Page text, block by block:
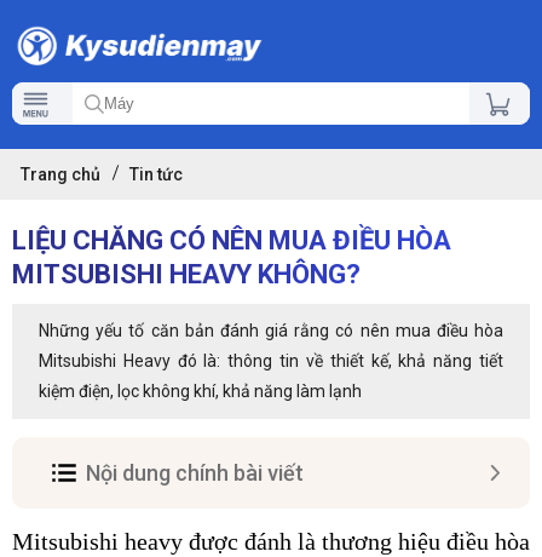
Trang chủ Tin tức
LIỆU CHĂNG CÓ NÊN MUA ĐIỀU HÒA
MITSUBISHI HEAVY KHÔNG?
Những yếu tố căn bản đánh giá rằng có nên mua điều hòa
Mitsubishi Heavy đó là: thông tin về thiết kế, khả năng tiết
kiệm điện, lọc không khí, khả năng làm lạnh
Nội dung chính bài viết
Mitsubishi heavy được đánh là thương hiệu điều hòa